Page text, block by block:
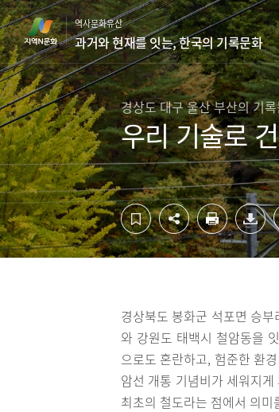
컨
텐
츠
영
역
바
로
가
기
하
단
영
역
바
로
가
기
역사문화유산
과거와 현재를 잇는, 한국의 기록문화
경상도 대구 울산 부산의 기
우리 기술로
경상북도 봉화군 석포면 승
와 강원도 태백시 철암동을
으로도 혼란하고, 험준한 환
암선 개통 기념비가 세워지
최초의 철도라는 점에서 의미